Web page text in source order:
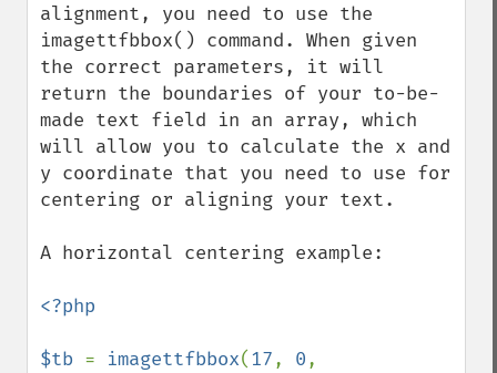
alignment, you need to use the
imagettfbbox() command. When given
the correct parameters, it will
return the boundaries of your to-be-
made text field in an array, which
will allow you to calculate the x and
y coordinate that you need to use for
centering or aligning your text.
A horizontal centering example:
<?php
$tb = imagettfbbox(17, 0